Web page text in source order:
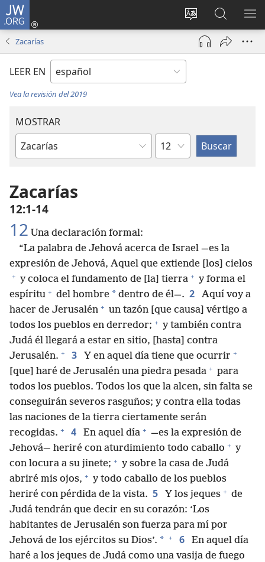
JW.ORG
Cambiar
idioma
del sitio
Iniciar
sesión
(abre
nueva
en
jw.org
Zacarías
LEER EN
Vea la revisión del 2019
MOSTRAR
Libro
la
Biblia
Capítulo
Zacarías
12:1-14
12 Una declaración formal:
“La palabra de Jehová acerca de Israel —es la
expresión de Jehová, Aquel que extiende [los] cielos
+ y coloca el fundamento de [la] tierra + y forma el
espíritu + del hombre * dentro de él—. 2
Aquí voy a
hacer de Jerusalén + un tazón [que causa] vértigo a
todos los pueblos en derredor; + y también contra
Judá él llegará a estar en sitio, [hasta] contra
Jerusalén. + 3 Y en aquel día tiene que ocurrir +
[que] haré de Jerusalén una piedra pesada + para
todos los pueblos. Todos los que la alcen, sin falta se
conseguirán severos rasguños; y contra ella todas
las naciones de la tierra ciertamente serán
recogidas. + 4 En aquel día + —es la expresión de
Jehová— heriré con aturdimiento todo caballo + y
con locura a su jinete; + y sobre la casa de Judá
abriré mis ojos, + y todo caballo de los pueblos
heriré con pérdida de la vista. 5 Y los jeques + de
Judá tendrán que decir en su corazón: ‘Los
habitantes de Jerusalén son fuerza para mí por
Jehová de los ejércitos su Dios’. * + 6
En aquel día
haré a los jeques de Judá como una vasija de fuego